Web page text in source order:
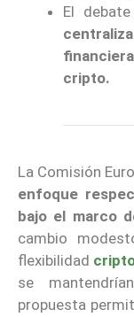
El
cripto.
La Comisión
enfoque
bajo el marco
cambio
flexibilidad
se
propuesta